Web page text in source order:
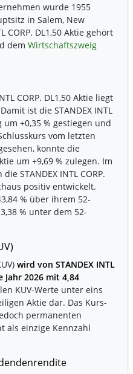
wurde 1955
in Salem, New
CORP. DL1,50 Aktie gehört
dem Wirtschaftszweig
CORP. DL1,50 Aktie liegt
ist die STANDEX INTL
um +0,35 % gestiegen und
vom letzten
konnte die
um +9,69 % zulegen. Im
STANDEX INTL CORP.
positiv entwickelt.
% über ihrem 52-
% unter dem 52-
wird von STANDEX INTL
Jahr 2026 mit 4,84
KUV-Werte unter eins
Aktie dar. Das Kurs-
permanenten
als einzige Kennzahl